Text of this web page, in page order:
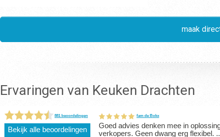
maak
Ervaringen van Keuken Drachten